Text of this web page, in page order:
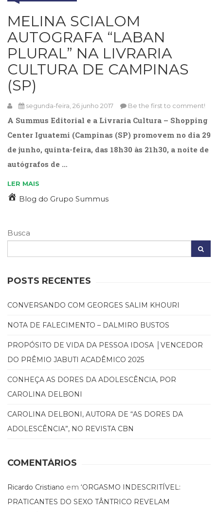
(23)
Comportamento
(418)
Comunicação
(232)
Corpo
e
Movimento
(226)
Crescimento
(222)
Criatividade
Culinária,
Alimentação
Economia,
Educação
Educação
(39)
Fonoaudiologia
(54)
terapia
Jornalismo
LGBTQIA+
(66)
Erótica
(11)
Ensaios
de
referência
MELINA SCIALOM
AUTOGRAFA “LABAN
PLURAL” NA LIVRARIA
CULTURA DE CAMPINAS
(SP)
segunda-feira, 26 junho 2017 Be the first to comment!
A Summus Editorial e a Livraria Cultura – Shopping
Center Iguatemi (Campinas (SP) promovem no dia 29
de junho, quinta-feira, das 18h30 às 21h30, a noite de
autógrafos de …
LER MAIS
Blog do Grupo Summus
Busca
POSTS RECENTES
CONVERSANDO COM GEORGES SALIM KHOURI
NOTA DE FALECIMENTO – DALMIRO BUSTOS
PROPÓSITO DE VIDA DA PESSOA IDOSA │VENCEDOR
DO PRÊMIO JABUTI ACADÊMICO 2025
CONHEÇA AS DORES DA ADOLESCÊNCIA, POR
CAROLINA DELBONI
CAROLINA DELBONI, AUTORA DE “AS DORES DA
ADOLESCÊNCIA”, NO REVISTA CBN
COMENTÁRIOS
Ricardo Cristiano em ‘ORGASMO INDESCRITÍVEL:
PRATICANTES DO SEXO TÂNTRICO REVELAM